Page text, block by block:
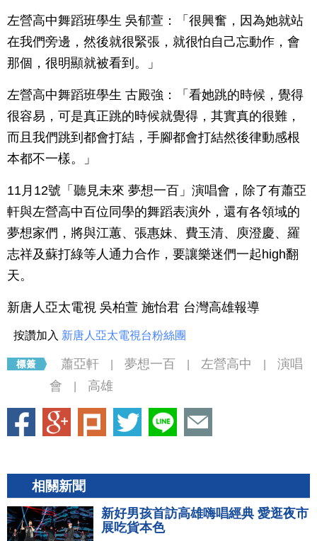
左營高中舞蹈班學生 吳郁萱：「很興奮，因為她就站
在我們旁邊，然後就很緊張，就很怕自己忘動作，會
那個，很明顯就被看到。」
左營高中舞蹈班學生 古殿強：「看她跳的時候，覺得
很容易，可是真正跳的時候就覺得，其實真的很難，
而且我們跳到都會打結，手腳都會打結然後律動感根
本都不一樣。」
11月12號「聽見未來 夢想一百」演唱會，除了有蕭亞
軒與左營高中百位同學的舞蹈表演外，還有各領域的
夢想家們，將與江蕙、張惠妹、費玉清、庾澄慶、羅
志祥及蘇打綠等人通力合作，要讓樂迷們一起high翻
天。
新唐人亞太電視 吳柏萱 施怡君 台灣高雄報導
按讚加入 新唐人亞太電視台粉絲團
蕭亞軒 夢想一百 左營高中
演唱
會
高雄
相關新聞
新好男孩首訪高雄嗨唱經典 愛逛夜市
展吃貨本色